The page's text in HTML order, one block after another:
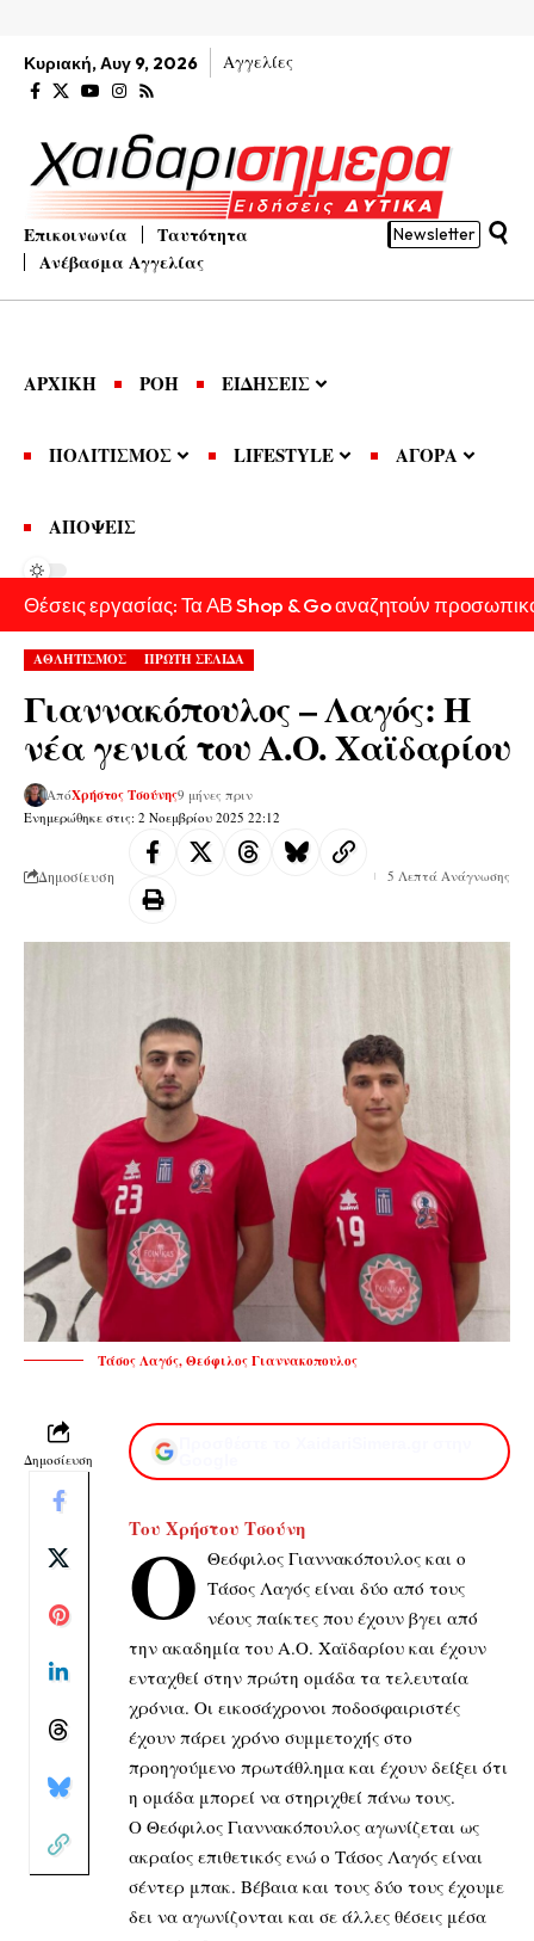
Κυριακή, Αυγ 9, 2026 Αγγελίες
Επικοινωνία
Ταυτότητα
Ανέβασμα Αγγελίας
Newsletter
ΑΡΧΙΚΗ ΡΟΗ ΕΙΔΗΣΕΙΣ
ΠΟΛΙΤΙΣΜΟΣ LIFESTYLE ΑΓΟΡΑ
ΑΠΟΨΕΙΣ
Θέσεις εργασίας: Τα ΑΒ Shop & Go αναζητούν
ΑΘΛΗΤΙΣΜΟΣ ΠΡΩΤΗ ΣΕΛΙΔΑ
Γιαννακόπουλος – Λαγός: Η
νέα γενιά του Α.Ο. Χαϊδαρίου
Ενημερώθηκε στις: 2 Νοεμβρίου 2025 22:12
ΑπόΧρήστος Τσούνης9 μήνες πριν
Δημοσίευση 5 Λεπτά Ανάγνωσης
Τάσος Λαγός, Θεόφιλος Γιαννακοπουλος
Δημοσίευση
Του Χρήστου Τσούνη
Ο Θεόφιλος Γιαννακόπουλος και ο
Τάσος Λαγός είναι δύο από τους
νέους παίκτες που έχουν βγει από
την ακαδημία του Α.Ο. Χαϊδαρίου και έχουν
ενταχθεί στην πρώτη ομάδα τα τελευταία
χρόνια. Οι εικοσάχρονοι ποδοσφαιριστές
έχουν πάρει χρόνο συμμετοχής στο
προηγούμενο πρωτάθλημα και έχουν δείξει ότι
η ομάδα μπορεί να στηριχθεί πάνω τους.
Ο Θεόφιλος Γιαννακόπουλος αγωνίζεται ως
ακραίος επιθετικός ενώ ο Τάσος Λαγός είναι
σέντερ μπακ. Βέβαια και τους δύο τους έχουμε
δει να αγωνίζονται και σε άλλες θέσεις μέσα